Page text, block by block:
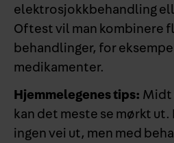
elektrosjokkbehandling
Oftest vil man kombinere
behandlinger, for
medikamenter.
Hjemmelegenes tips: Midt
kan det meste se mørkt ut.
ingen vei ut, men med